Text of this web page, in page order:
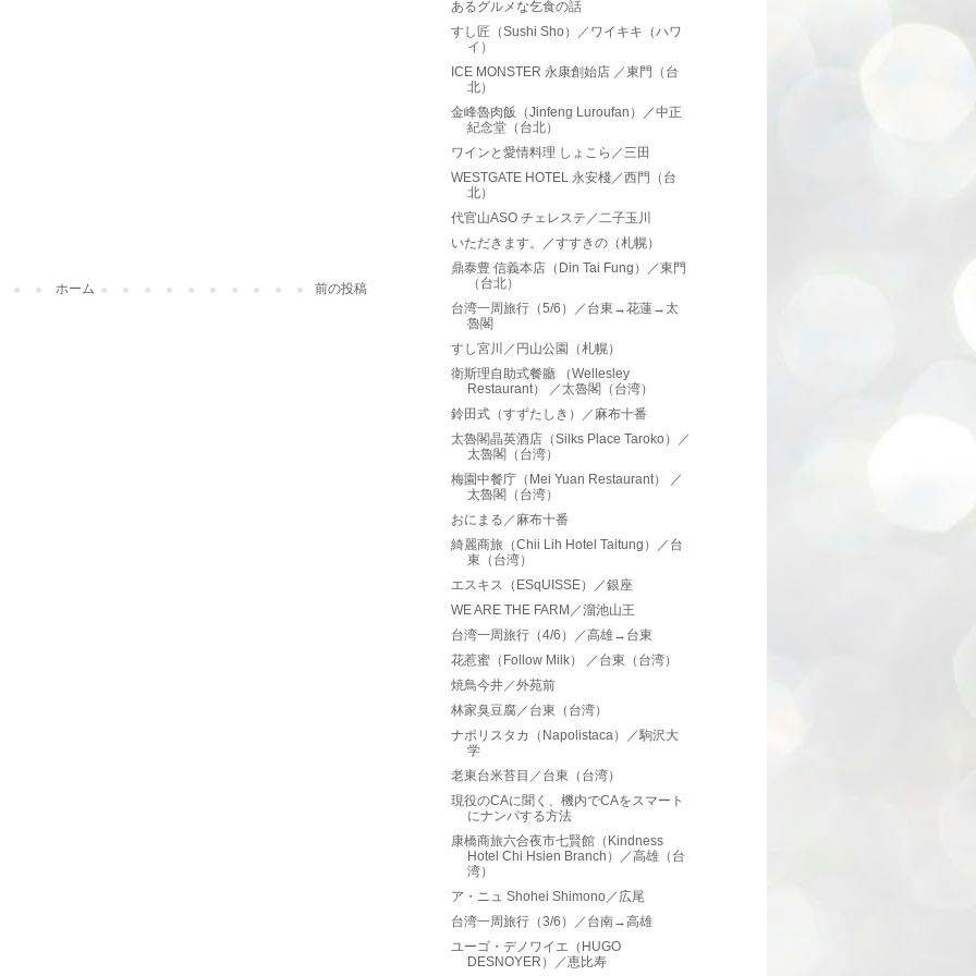
前の投稿
ホーム
あるグルメな乞食の話
すし匠（Sushi Sho）／ワイキキ（ハワ
イ）
ICE MONSTER 永康創始店 ／東門（台
北）
金峰魯肉飯（Jinfeng Luroufan）／中正
紀念堂（台北）
ワインと愛情料理 しょこら／三田
WESTGATE HOTEL 永安棧／西門（台
北）
代官山ASO チェレステ／二子玉川
いただきます。／すすきの（札幌）
鼎泰豊 信義本店（Din Tai Fung）／東門
（台北）
台湾一周旅行（5/6）／台東→花蓮→太
魯閣
すし宮川／円山公園（札幌）
衛斯理自助式餐廳 （Wellesley
Restaurant） ／太魯閣（台湾）
鈴田式（すずたしき）／麻布十番
太魯閣晶英酒店（Silks Place Taroko）／
太魯閣（台湾）
梅園中餐庁（Mei Yuan Restaurant） ／
太魯閣（台湾）
おにまる／麻布十番
綺麗商旅（Chii Lih Hotel Taitung）／台
東（台湾）
エスキス（ESqUISSE）／銀座
WE ARE THE FARM／溜池山王
台湾一周旅行（4/6）／高雄→台東
花惹蜜（Follow Milk） ／台東（台湾）
焼鳥今井／外苑前
林家臭豆腐／台東（台湾）
ナポリスタカ（Napolistaca）／駒沢大
学
老東台米苔目／台東（台湾）
現役のCAに聞く、機内でCAをスマート
にナンパする方法
康橋商旅六合夜市七賢館（Kindness
Hotel Chi Hsien Branch）／高雄（台
湾）
ア・ニュ Shohei Shimono／広尾
台湾一周旅行（3/6）／台南→高雄
ユーゴ・デノワイエ（HUGO
DESNOYER）／恵比寿